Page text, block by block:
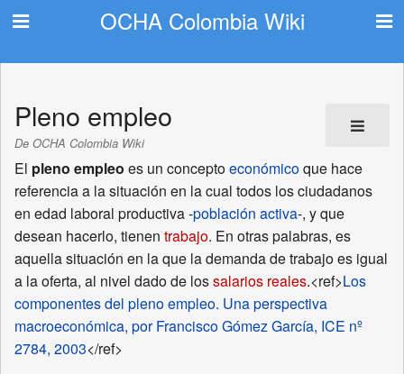
OCHA Colombia Wiki
Pleno empleo
De OCHA Colombia Wiki
El pleno empleo es un conceptoeconómicoque hace
referencia a la situación en la cual todos los ciudadanos
en edad laboral productiva -población activa-, y que
desean hacerlo, tienen trabajo. En otras palabras, es
aquella situación en la que la demanda de trabajo es igual
a la oferta, al nivel dado de lossalarios reales.<ref>Los
componentes del pleno empleo. Una perspectiva
macroeconómica, por Francisco Gómez García, ICE nº
2784, 2003</ref>